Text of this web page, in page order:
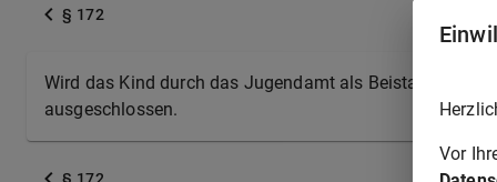
§ 172
Wird das Kind durch das Jugendamt als Beistand
ausgeschlossen.
Vor